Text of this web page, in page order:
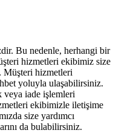
Bu nedenle, herhangi bir
hizmetleri ekibimiz size
Müşteri hizmetleri
yoluyla ulaşabilirsiniz.
veya iade işlemleri
ekibimizle iletişime
size yardımcı
da bulabilirsiniz.